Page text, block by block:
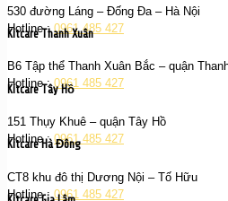
530 đường Láng – Đống Đa – Hà Nội
Hotline :0961 485 427
Kitcare Thanh Xuân
B6 Tập thể Thanh Xuân Bắc – quận
Hotline :0961 485 427
Kitcare Tây Hồ
151 Thụy Khuê – quận Tây Hồ
Hotline :0961 485 427
Kitcare Hà Đông
CT8 khu đô thị Dương Nội – Tố Hữu
Hotline :0961 485 427